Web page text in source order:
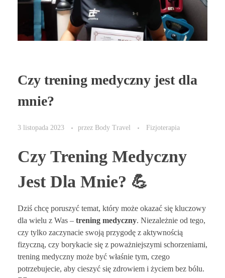
Czy trening medyczny jest dla
mnie?
3 listopada 2023 przez Body Travel Fizjoterapia
Czy Trening Medyczny
Jest Dla Mnie? 💪
Dziś chcę poruszyć temat, który może okazać się kluczowy
dla wielu z Was – trening medyczny. Niezależnie od tego,
czy tylko zaczynacie swoją przygodę z aktywnością
fizyczną, czy borykacie się z poważniejszymi schorzeniami,
trening medyczny może być właśnie tym, czego
potrzebujecie, aby cieszyć się zdrowiem i życiem bez bólu.